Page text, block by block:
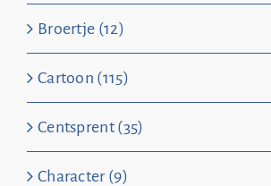
Broertje (12)
Cartoon (115)
Centsprent (35)
Character (9)